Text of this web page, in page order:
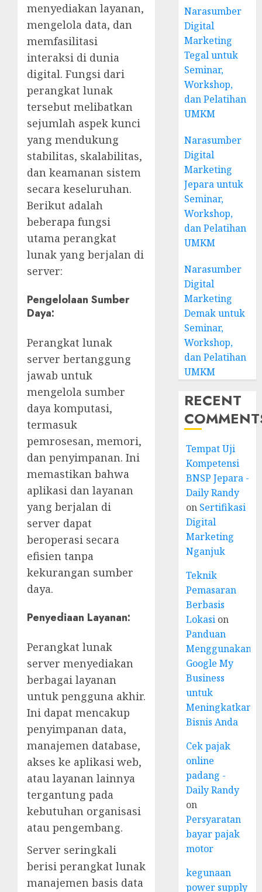
menyediakan layanan,
mengelola data, dan
memfasilitasi
interaksi di dunia
digital. Fungsi dari
perangkat lunak
tersebut melibatkan
sejumlah aspek kunci
yang mendukung
stabilitas, skalabilitas,
dan keamanan sistem
secara keseluruhan.
Berikut adalah
beberapa fungsi
utama perangkat
lunak yang berjalan di
server:
Pengelolaan Sumber
Daya:
Perangkat lunak
server bertanggung
jawab untuk
mengelola sumber
daya komputasi,
termasuk
pemrosesan, memori,
dan penyimpanan. Ini
memastikan bahwa
aplikasi dan layanan
yang berjalan di
server dapat
beroperasi secara
efisien tanpa
kekurangan sumber
daya.
Penyediaan Layanan:
Perangkat lunak
server menyediakan
berbagai layanan
untuk pengguna akhir.
Ini dapat mencakup
penyimpanan data,
manajemen database,
akses ke aplikasi web,
atau layanan lainnya
tergantung pada
kebutuhan organisasi
atau pengembang.
Server seringkali
berisi perangkat lunak
manajemen basis data
Narasumber
Digital
Marketing
Tegal untuk
Seminar,
Workshop,
dan Pelatihan
UMKM
Narasumber
Digital
Marketing
Jepara untuk
Seminar,
Workshop,
dan Pelatihan
UMKM
Narasumber
Digital
Marketing
Demak untuk
Seminar,
Workshop,
dan Pelatihan
UMKM
RECENT
Tempat Uji
Kompetensi
BNSP Jepara -
Daily Randy
on Sertifikasi
Digital
Marketing
Nganjuk
Teknik
Pemasaran
Berbasis
Lokasi on
Panduan
Menggunakan
Google My
Business
untuk
Meningkatkan
Bisnis Anda
Cek pajak
online
padang -
Daily Randy
on
Persyaratan
bayar pajak
motor
kegunaan
power supply